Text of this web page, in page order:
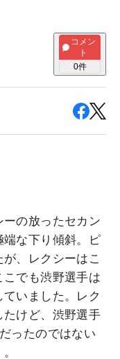
コメン
ト
0件
の放ったセカン
端な下り傾斜。ピ
、レクシーはこ
でも渋野選手は
いました。レク
たけど、渋野選手
ったのではない